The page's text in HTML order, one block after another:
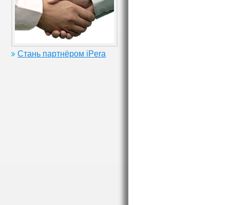
Стань партнёром iPera